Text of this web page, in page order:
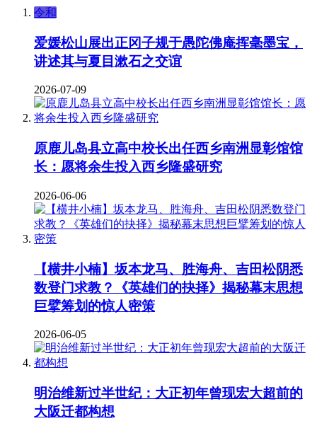
令和
爱媛松山展出正冈子规于愚陀佛庵挥毫墨宝，
讲述其与夏目漱石之交谊
2026-07-09
原鹿儿岛县立高中校长出任西乡南洲显彰馆馆
长：愿将余生投入西乡隆盛研究
2026-06-06
【横井小楠】坂本龙马、胜海舟、吉田松阴悉
数登门求教？《英雄们的抉择》揭秘幕末思想
巨擘筹划的惊人密策
2026-06-05
明治维新过半世纪：大正初年曾现宏大超前的
大阪迁都构想